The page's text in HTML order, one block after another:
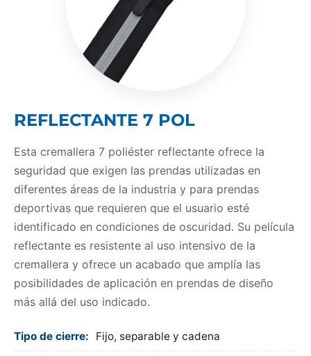
REFLECTANTE 7 POL
Esta cremallera 7 poliéster reflectante ofrece la
seguridad que exigen las prendas utilizadas en
diferentes áreas de la industria y para prendas
deportivas que requieren que el usuario esté
identificado en condiciones de oscuridad. Su película
reflectante es resistente al uso intensivo de la
cremallera y ofrece un acabado que amplía las
posibilidades de aplicación en prendas de diseño
más allá del uso indicado.
Tipo de cierre: Fijo, separable y cadena